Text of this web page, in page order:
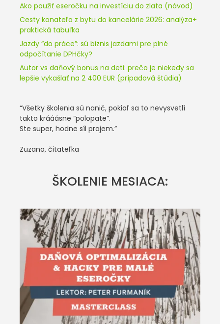
Ako použiť eseročku na investíciu do zlata (návod)
Cesty konateľa z bytu do kancelárie 2026: analýza+
praktická tabuľka
Jazdy “do práce”: sú biznis jazdami pre plné
odpočítanie DPHčky?
Autor vs daňový bonus na deti: prečo je niekedy sa
lepšie vykašlať na 2 400 EUR (prípadová štúdia)
“Všetky školenia sú nanič, pokiaľ sa to nevysvetlí
takto krááásne “polopate”.
Ste super, hodne síl prajem.”
Zuzana, čitateľka
ŠKOLENIE MESIACA: